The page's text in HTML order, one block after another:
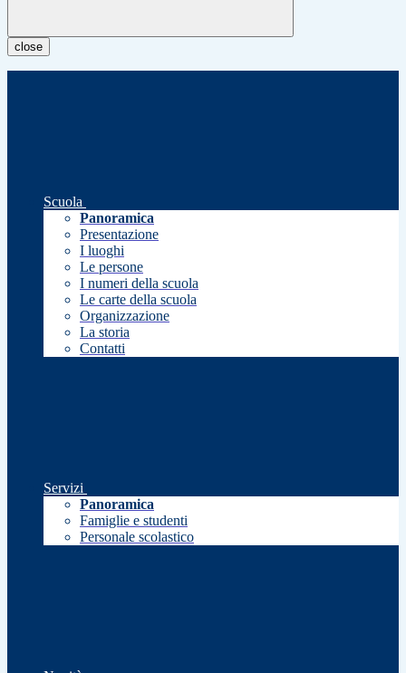
close
Scuola
Panoramica
Presentazione
I luoghi
Le persone
I numeri della scuola
Le carte della scuola
Organizzazione
La storia
Contatti
Servizi
Panoramica
Famiglie e studenti
Personale scolastico